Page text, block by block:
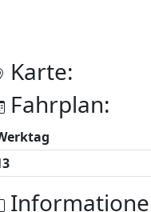
Karte:
Fahrplan: